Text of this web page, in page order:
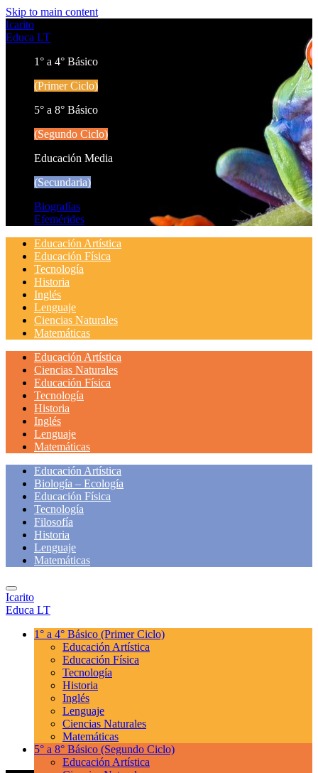
Skip to main content
Icarito
Educa LT
1° a 4° Básico
(Primer Ciclo)
5° a 8° Básico
(Segundo Ciclo)
Educación Media
(Secundaria)
Biografías
Efemérides
Educación Artística
Educación Física
Tecnología
Historia
Inglés
Lenguaje
Ciencias Naturales
Matemáticas
Educación Artística
Ciencias Naturales
Educación Física
Tecnología
Historia
Inglés
Lenguaje
Matemáticas
Educación Artística
Biología – Ecología
Educación Física
Tecnología
Filosofía
Historia
Lenguaje
Matemáticas
Icarito
Educa LT
1° a 4° Básico (Primer Ciclo)
Educación Artística
Educación Física
Tecnología
Historia
Inglés
Lenguaje
Ciencias Naturales
Matemáticas
5° a 8° Básico (Segundo Ciclo)
Educación Artística